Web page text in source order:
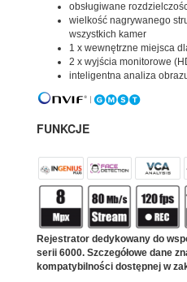
obsługiwane
wielkość nagrywanego
wszystkich kamer
1 x wewnętrzne miejsca
2 x wyjścia monitorowe
inteligentna analiza
FUNKCJE
Rejestrator dedykowany do
serii 6000. Szczegółowe dane
kompatybilności dostępnej w